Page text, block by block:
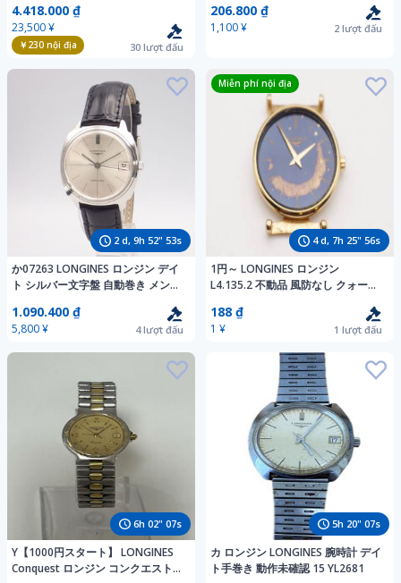
ィンテージ ジャンク 現状品
4.418.000 ₫
23,500 ¥
￥230nội địa 30 lượt đấu
Conquest TITANIUM 動作確認済
み 中古 ヤ60
206.800 ₫
1,100 ¥ 2 lượt đấu
2 d, 9h 52" 51s
か07263 LONGINES ロンジン デイ
ト シルバー文字盤 自動巻き メンズ
1.090.400 ₫
5,800 ¥ 4lượt đấu
4d, 7h 25" 54s
Miễn phí nội địa
1円～ LONGINES ロンジン
L4.135.2 不動品 風防なし クォーツ
188 ₫
1 ¥ 1 lượt đấu
6h 02" 05s
Y【1000円スタート】 LONGINES
Conquest ロンジン コンクエスト
5h 20" 05s
カ ロンジン LONGINES 腕時計 デイ
ト手巻き 動作未確認 15 YL2681